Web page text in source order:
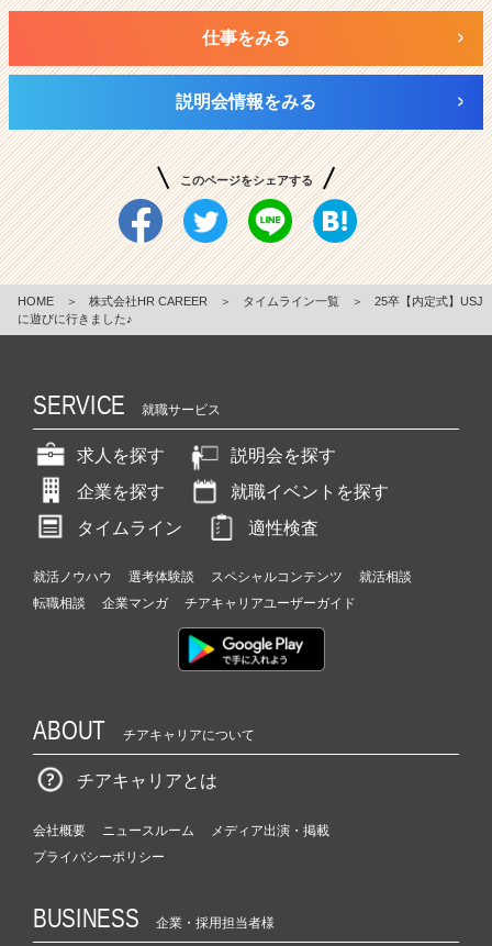
仕事をみる
説明会情報をみる
このページをシェアする
HOME ＞ 株式会社HR CAREER ＞ タイムライン一覧 ＞
25卒【内定式】USJ
に遊びに行きました♪
SERVICE 就職サービス
求人を探す
説明会を探す
企業を探す
就職イベントを探す
タイムライン
適性検査
就活ノウハウ 選考体験談 スペシャルコンテンツ
就活相談
転職相談
企業マンガ チアキャリアユーザーガイド
ABOUT チアキャリアについて
チアキャリアとは
会社概要 ニュースルーム
メディア出演・掲載
プライバシーポリシー
BUSINESS 企業・採用担当者様